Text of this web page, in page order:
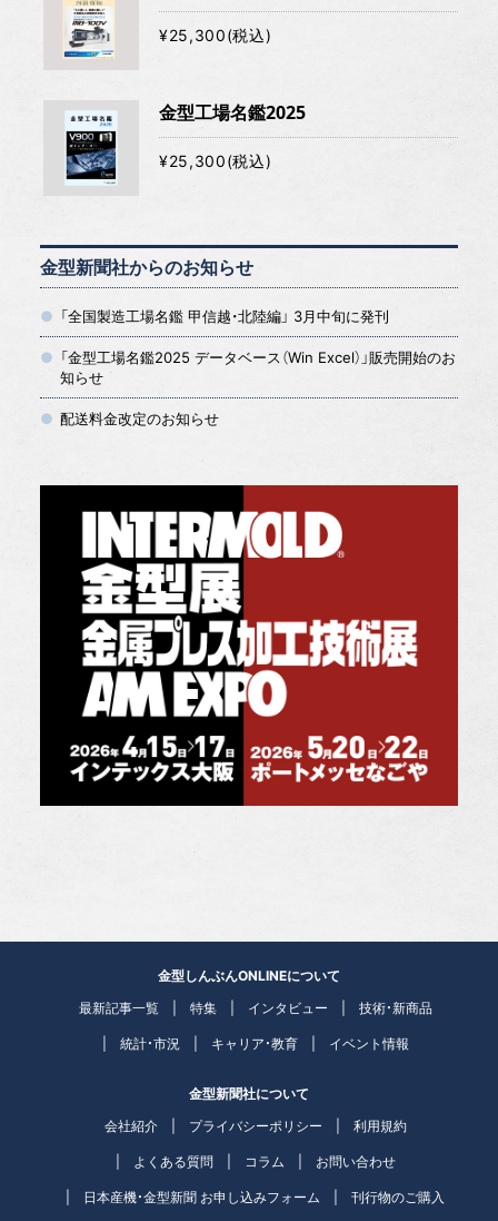
¥25,300(税込)
金型工場名鑑2025
¥25,300(税込)
金型新聞社からのお知らせ
「全国製造工場名鑑 甲信越・北陸編」 3月中旬に発刊
「金型工場名鑑2025 データベース（Win Excel）」販売開始のお
知らせ
配送料金改定のお知らせ
金型しんぶんONLINEについて
最新記事一覧
特集 インタビュー 技術・新商品
統計・市況 キャリア・教育 イベント情報
金型新聞社について
会社紹介
プライバシーポリシー 利用規約
よくある質問 コラム お問い合わせ
日本産機・金型新聞 お申し込みフォーム 刊行物のご購入